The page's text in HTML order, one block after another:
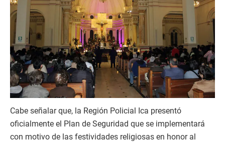
Cabe señalar que, la Región Policial Ica presentó
oficialmente el Plan de Seguridad que se implementará
con motivo de las festividades religiosas en honor al